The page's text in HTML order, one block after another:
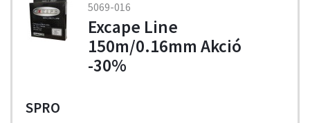
5069-016
Excape Line
150m/0.16mm Akció
-30%
SPRO